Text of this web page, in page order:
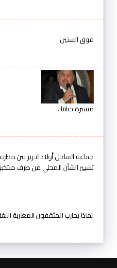
فوق الستين
مسيرة حياتنا ..
جماعة الساحل أولاد احريز بين
تسيير الشأن المحلي من طرف
لماذا يحارب المثقفون المغاربة